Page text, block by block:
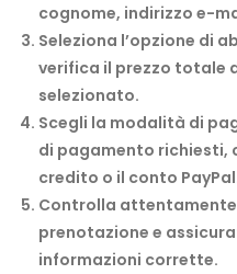
cognome, indirizzo e-
Seleziona l’opzione di
verifica il prezzo totale
selezionato.
Scegli la modalità di
di pagamento richiesti,
credito o il conto
Controlla
prenotazione e
informazioni corrette.